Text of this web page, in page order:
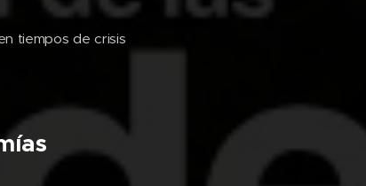
tiempos de crisis